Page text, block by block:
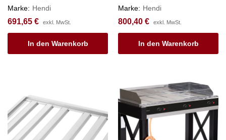
Marke: Hendi
691,65 € exkl. MwSt.
In den Warenkorb
Marke: Hendi
800,40 € exkl. MwSt.
In den Warenkorb